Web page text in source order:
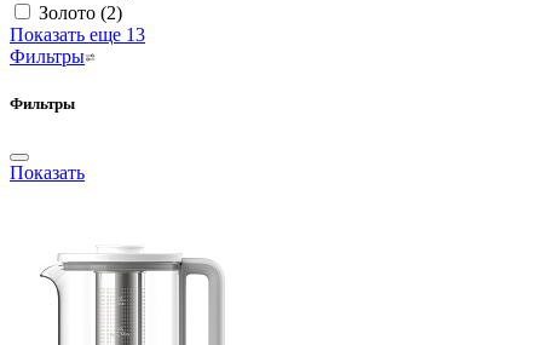
Золото (2)
Показать еще 13
Фильтры
Фильтры
Показать